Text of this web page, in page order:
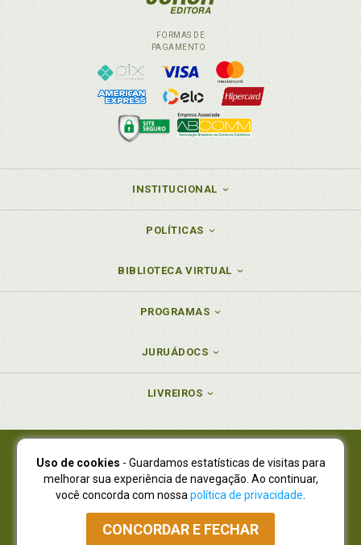
FORMAS DE
PAGAMENTO
INSTITUCIONAL
POLÍTICAS
BIBLIOTECA VIRTUAL
PROGRAMAS
JURUÁDOCS
LIVREIROS
Juruá Editora Ltda., CNPJ 77.535.508/0001-19
Juruá Informática Ltda., CNPJ 01.701.561/0001-80
NOVO ENDEREÇO:R. Flávio Dallegrave, 7665, São Lourenço |
Curitiba - Paraná - CEP 82210-310
Atendimento: (41) 4009-3900|Vendas Atacado: (41) 4009-3939
Uso de cookies - Guardamos estatísticas de visitas para
melhorar sua experiência de navegação. Ao continuar,
você concorda com nossa política de privacidade
CONCORDAR E FECHAR